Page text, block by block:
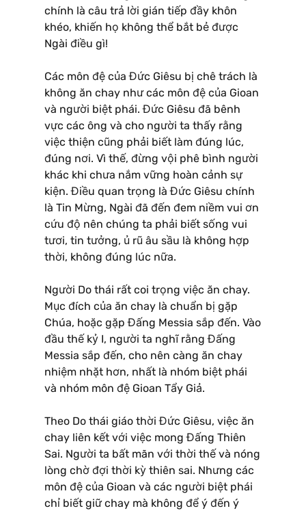
chính là câu trả lời gián tiếp đầy khôn
khéo, khiến họ không thể bắt bẻ được
Ngài điều gì!
Các môn đệ của Đức Giêsu bị chê trách là
không ăn chay như các môn đệ của Gioan
và người biệt phái. Đức Giêsu đã bênh
vực các ông và cho người ta thấy rằng
việc thiện cũng phải biết làm đúng lúc,
đúng nơi. Vì thế, đừng vội phê bình người
khác khi chưa nắm vững hoàn cảnh sự
kiện. Điều quan trọng là Đức Giêsu chính
là Tin Mừng, Ngài đã đến đem niềm vui ơn
cứu độ nên chúng ta phải biết sống vui
tươi, tin tưởng, ủ rũ âu sầu là không hợp
thời, không đúng lúc nữa.
Người Do thái rất coi trọng việc ăn chay.
Mục đích của ăn chay là chuẩn bị gặp
Chúa, hoặc gặp Đấng Messia sắp đến. Vào
đầu thế kỷ I, người ta nghĩ rằng Đấng
Messia sắp đến, cho nên càng ăn chay
nhiệm nhặt hơn, nhất là nhóm biệt phái
và nhóm môn đệ Gioan Tẩy Giả.
Theo Do thái giáo thời Đức Giêsu, việc ăn
chay liên kết với việc mong Đấng Thiên
Sai. Người ta bất mãn với thời thế và nóng
lòng chờ đợi thời kỳ thiên sai. Nhưng các
môn đệ của Gioan và các người biệt phái
chỉ biết giữ chay mà không để ý đến ý